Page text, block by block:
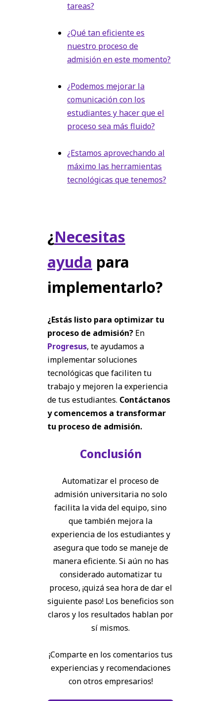
tareas?
¿Qué tan eficiente es
nuestro proceso de
admisión en este momento?
¿Podemos mejorar la
comunicación con los
estudiantes y hacer que el
proceso sea más fluido?
¿Estamos aprovechando al
máximo las herramientas
tecnológicas que tenemos?
¿Necesitas
ayuda para
implementarlo?
¿Estás listo para optimizar tu
proceso de admisión? En
Progresus, te ayudamos a
implementar soluciones
tecnológicas que faciliten tu
trabajo y mejoren la experiencia
de tus estudiantes. Contáctanos
y comencemos a transformar
tu proceso de admisión.
Conclusión
Automatizar el proceso de
admisión universitaria no solo
facilita la vida del equipo, sino
que también mejora la
experiencia de los estudiantes y
asegura que todo se maneje de
manera eficiente. Si aún no has
considerado automatizar tu
proceso, ¡quizá sea hora de dar el
siguiente paso! Los beneficios son
claros y los resultados hablan por
sí mismos.
¡Comparte en los comentarios tus
experiencias y recomendaciones
con otros empresarios!